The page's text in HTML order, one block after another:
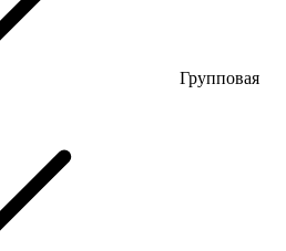
Групповая